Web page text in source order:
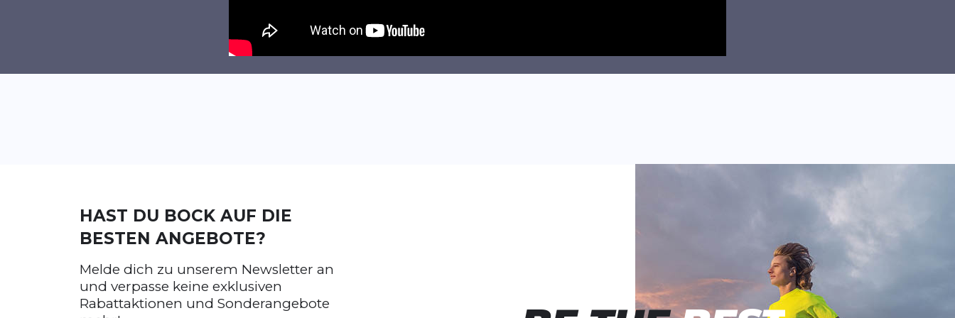
HAST DU BOCK AUF DIE
BESTEN ANGEBOTE?
Melde dich zu unserem Newsletter an
und verpasse keine exklusiven
Rabattaktionen und Sonderangebote